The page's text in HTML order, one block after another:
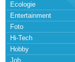
Ecologie
Entertainment
Foto
Hi-Tech
Hobby
Job